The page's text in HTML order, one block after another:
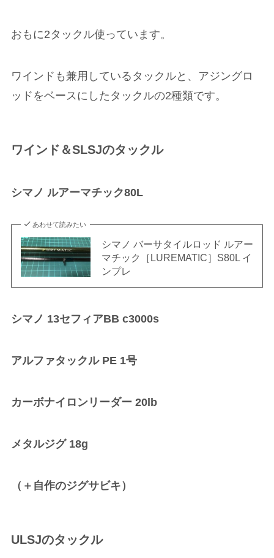
おもに2タックル使っています。
ワインドも兼用しているタックルと、アジングロ
ッドをベースにしたタックルの2種類です。
ワインド＆SLSJのタックル
シマノ ルアーマチック80L
あわせて読みたい
シマノ バーサタイルロッド ルアー
マチック［LUREMATIC］S80L イ
ンプレ
シマノ 13セフィアBB c3000s
アルファタックル PE 1号
カーボナイロンリーダー 20lb
メタルジグ 18g
（＋自作のジグサビキ）
ULSJのタックル